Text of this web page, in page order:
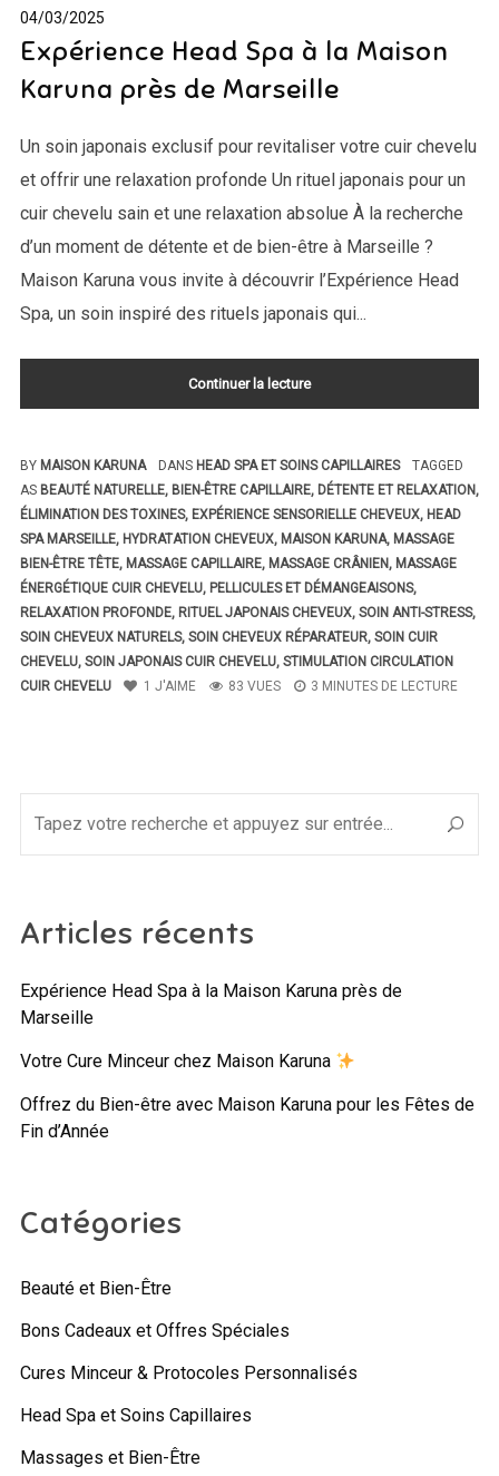
04/03/2025
Expérience Head Spa à la Maison
Karuna près de Marseille
Un soin japonais exclusif pour revitaliser votre cuir chevelu
et offrir une relaxation profonde Un rituel japonais pour un
cuir chevelu sain et une relaxation absolue À la recherche
d’un moment de détente et de bien-être à Marseille ?
Maison Karuna vous invite à découvrir l’Expérience Head
Spa, un soin inspiré des rituels japonais qui...
Continuer la lecture
BY MAISON KARUNA DANS HEAD SPA ET SOINS CAPILLAIRES
TAGGED
AS BEAUTÉ NATURELLE, BIEN-ÊTRE CAPILLAIRE, DÉTENTE ET RELAXATION ,
ÉLIMINATION DES TOXINES, EXPÉRIENCE SENSORIELLE CHEVEUX, HEAD
SPA MARSEILLE, HYDRATATION CHEVEUX, MAISON KARUNA, MASSAGE
BIEN-ÊTRE TÊTE, MASSAGE CAPILLAIRE, MASSAGE CRÂNIEN , MASSAGE
ÉNERGÉTIQUE CUIR CHEVELU, PELLICULES ET DÉMANGEAISONS,
RELAXATION PROFONDE, RITUEL JAPONAIS CHEVEUX, SOIN ANTI-STRESS,
SOIN CHEVEUX NATURELS, SOIN CHEVEUX RÉPARATEUR, SOIN CUIR
CHEVELU, SOIN JAPONAIS CUIR CHEVELU, STIMULATION CIRCULATION
CUIR CHEVELU
1 J'AIME 83 VUES 3 MINUTES DE LECTURE
Articles récents
Expérience Head Spa à la Maison Karuna près de
Marseille
Votre Cure Minceur chez Maison Karuna
Offrez du Bien-être avec Maison Karuna pour les Fêtes de
Fin d’Année
Catégories
Beauté et Bien-Être
Bons Cadeaux et Offres Spéciales
Cures Minceur & Protocoles Personnalisés
Head Spa et Soins Capillaires
Massages et Bien-Être